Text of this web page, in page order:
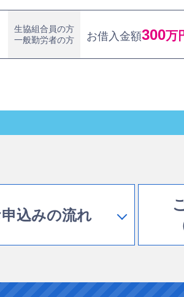
生協組合員の方
一般勤労者の方
お借入金額300万
込みの流れ